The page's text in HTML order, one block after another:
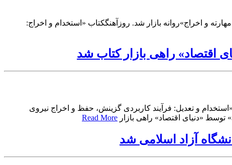
و اخراج»روانه بازار شد. روزآهنگکتاب «استخدام و اخراج:
اقتصاد» راهی بازار کتاب شد
و تعدیل: فرآیند کاربردی گزینش، حفظ و اخراج نیروی
«دنیای اقتصاد» راهی بازار Read More
آزاد اسلامی شد